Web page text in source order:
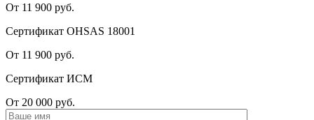
От 11 900 руб.
Сертификат OHSAS 18001
От 11 900 руб.
Сертификат ИСМ
От 20 000 руб.